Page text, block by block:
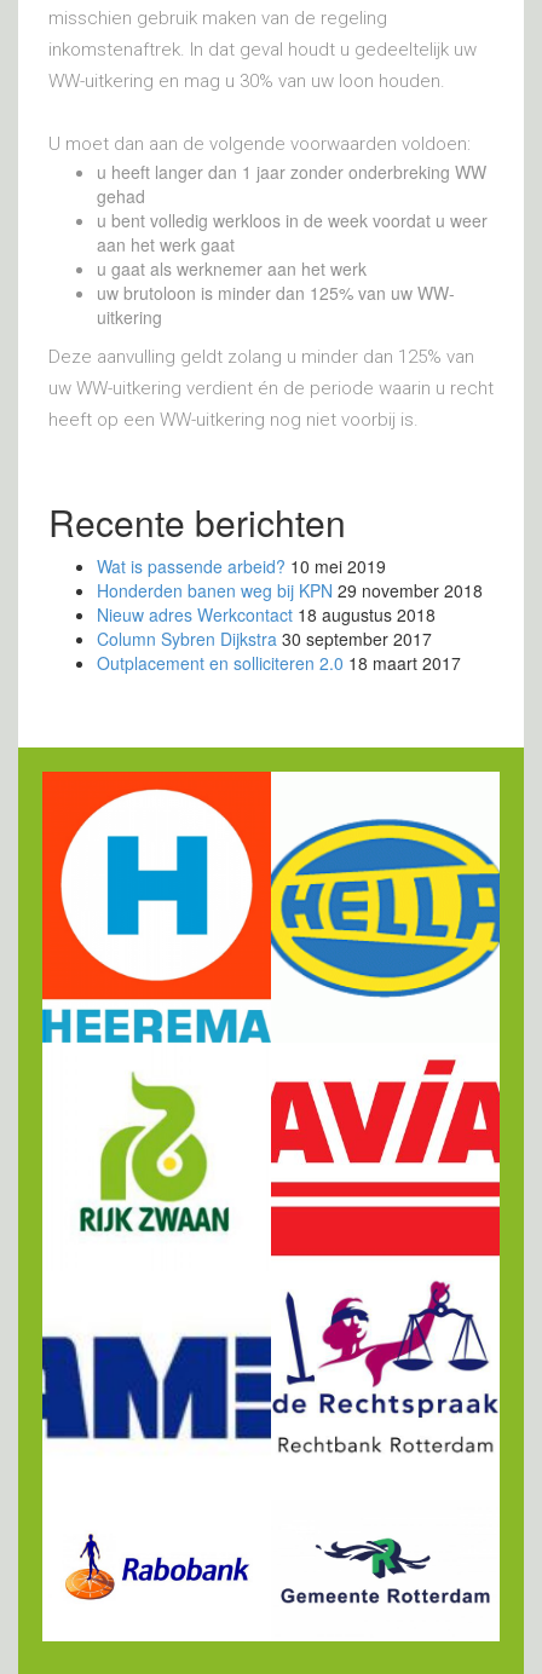
misschien gebruik maken van de regeling
inkomstenaftrek. In dat geval houdt u gedeeltelijk uw
WW-uitkering en mag u 30% van uw loon houden.
U moet dan aan de volgende voorwaarden voldoen:
u heeft langer dan 1 jaar zonder onderbreking WW
gehad
u bent volledig werkloos in de week voordat u weer
aan het werk gaat
u gaat als werknemer aan het werk
uw brutoloon is minder dan 125% van uw WW-
uitkering
Deze aanvulling geldt zolang u minder dan 125% van
uw WW-uitkering verdient én de periode waarin u recht
heeft op een WW-uitkering nog niet voorbij is.
Recente berichten
Wat is passende arbeid? 10 mei 2019
Honderden banen weg bij KPN 29 november 2018
Nieuw adres Werkcontact 18 augustus 2018
Column Sybren Dijkstra 30 september 2017
Outplacement en solliciteren 2.0 18 maart 2017